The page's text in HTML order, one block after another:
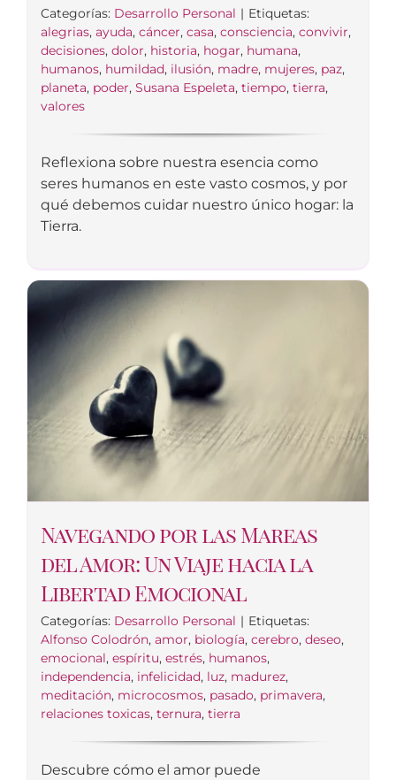
Categorías: Desarrollo Personal | Etiquetas:
alegrias, ayuda, cáncer, casa, consciencia, convivir,
decisiones, dolor, historia, hogar, humana,
humanos, humildad, ilusión, madre, mujeres, paz,
planeta, poder, Susana Espeleta, tiempo, tierra,
valores
Reflexiona sobre nuestra esencia como
seres humanos en este vasto cosmos, y por
qué debemos cuidar nuestro único hogar: la
Tierra.
Navegando por las Mareas
del Amor: Un Viaje hacia la
Libertad Emocional
Categorías: Desarrollo Personal | Etiquetas:
Alfonso Colodrón, amor, biología, cerebro, deseo,
emocional, espíritu, estrés, humanos,
independencia, infelicidad, luz, madurez,
meditación, microcosmos, pasado, primavera,
relaciones toxicas, ternura, tierra
Descubre cómo el amor puede